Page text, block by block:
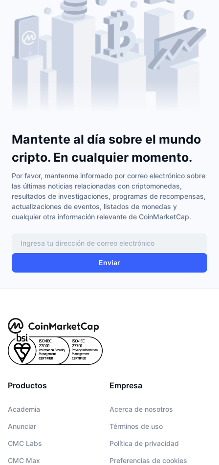
Próximas ventas
Tasas de financiación
Aprende y Gana
Calendarios
Calendario de ICO
Mantente al día sobre el mundo
cripto. En cualquier momento.
Por favor, mantenme informado por correo electrónico sobre
las últimas noticias relacionadas con criptomonedas,
resultados de investigaciones, programas de recompensas,
actualizaciones de eventos, listados de monedas y
cualquier otra información relevante de CoinMarketCap.
Enviar
Productos
Academia
Anunciar
CMC Labs
CMC Max
Empresa
Acerca de nosotros
Términos de uso
Política de privacidad
Preferencias de cookies